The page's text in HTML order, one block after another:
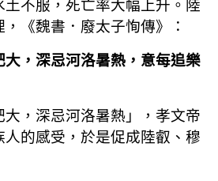
不服，死亡率大幅上升。陸
《魏書．廢太子恂傳》：
，深忌河洛暑熱，意每追樂
，深忌河洛暑熱」，孝文帝
的感受，於是促成陸叡、穆